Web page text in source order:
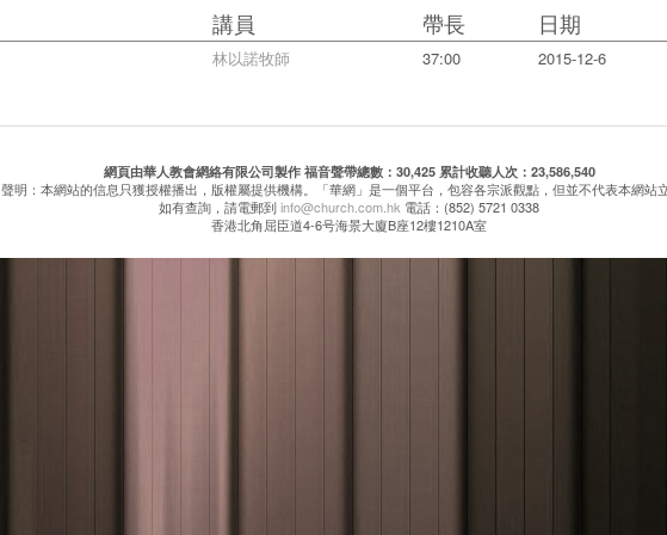
講員 帶長
日期
林以諾牧師 37:00 2015-12-6
網頁由華人教會網絡有限公司製作 福音聲帶總數：30,425 累計收聽人次：23,586,540
聲明：本網站的信息只獲授權播出，版權屬提供機構。「華網」是一個平台，包容各宗派觀點，但並不代表本網站立
如有查詢，請電郵到info@church.com.hk 電話：(852) 5721 0338
香港北角屈臣道4-6号海景大廈B座12樓1210A室